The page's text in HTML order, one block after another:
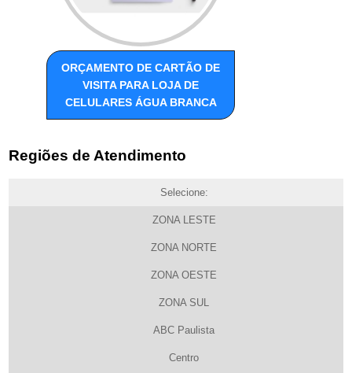
ORÇAMENTO DE CARTÃO DE
VISITA PARA LOJA DE
CELULARES ÁGUA BRANCA
Regiões de Atendimento
Selecione:
ZONA LESTE
ZONA NORTE
ZONA OESTE
ZONA SUL
ABC Paulista
Centro